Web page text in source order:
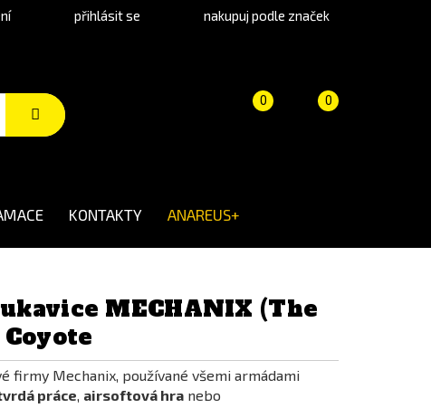
přihlásit se nakupuj podle značek
Košík 0
(prázdný)
Porovnání
0
KONTAKTY ANAREUS+
MECHANIX (The
firmy Mechanix, používané všemi armádami
práce, airsoftová hra nebo